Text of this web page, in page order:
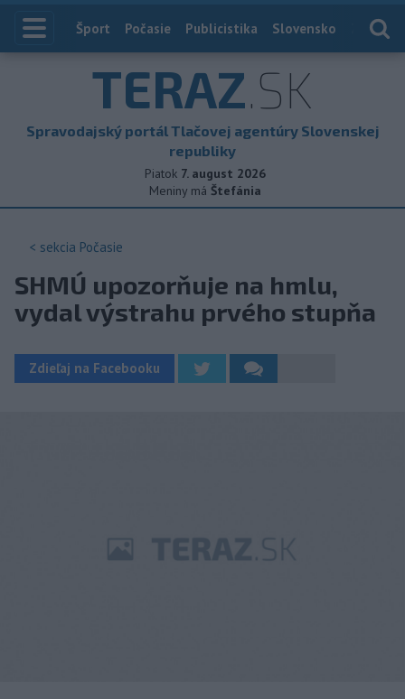
Index
Šport Počasie Publicistika Slovensko
TERAZ.SK
Spravodajský portál Tlačovej agentúry Slovenskej
republiky
Piatok 7. august 2026
Meniny má Štefánia
< sekcia Počasie
SHMÚ upozorňuje na hmlu,
vydal výstrahu prvého stupňa
Zdieľaj na Facebooku